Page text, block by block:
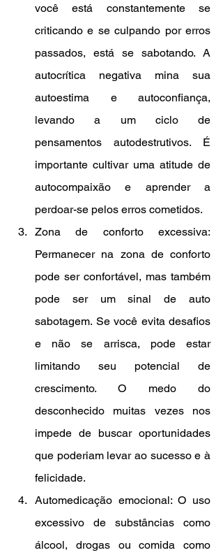
você está constantemente se
criticando e se culpando por erros
passados, está se sabotando. A
autocrítica negativa mina sua
autoestima e autoconfiança,
levando a um ciclo de
pensamentos autodestrutivos. É
importante cultivar uma atitude de
autocompaixão e aprender a
perdoar-se pelos erros cometidos.
Zona de conforto excessiva:
Permanecer na zona de conforto
pode ser confortável, mas também
pode ser um sinal de auto
sabotagem. Se você evita desafios
e não se arrisca, pode estar
limitando seu potencial de
crescimento. O medo do
desconhecido muitas vezes nos
impede de buscar oportunidades
que poderiam levar ao sucesso e à
felicidade.
Automedicação emocional: O uso
excessivo de substâncias como
álcool, drogas ou comida como